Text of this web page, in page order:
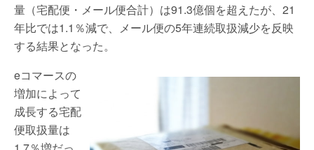
量（宅配便・メール便合計）は91.3億個を超えたが、21
年比では1.1％減で、メール便の5年連続取扱減少を反映
する結果となった。
eコマースの
増加によって
成長する宅配
便取扱量は